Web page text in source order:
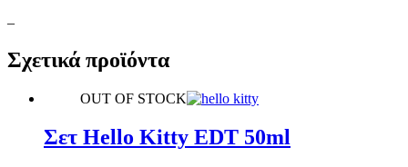
–
Σχετικά προϊόντα
OUT OF STOCK
Σετ Hello Kitty EDT 50ml